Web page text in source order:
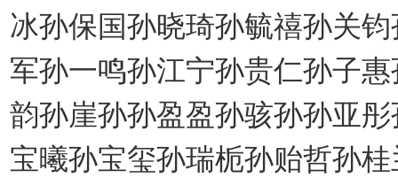
冰孙保国孙晓琦孙毓禧孙关
军孙一鸣孙江宁孙贵仁孙子
韵孙崖孙孙盈盈孙骇孙孙亚
宝曦孙宝玺孙瑞栀孙贻哲孙